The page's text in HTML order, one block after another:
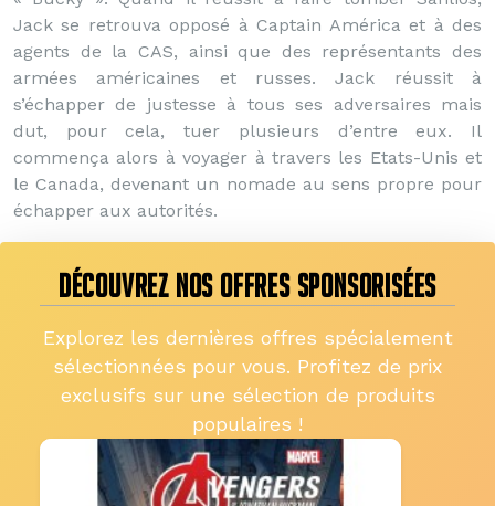
Jack se retrouva opposé à Captain América et à des
agents de la CAS, ainsi que des représentants des
armées américaines et russes. Jack réussit à
s’échapper de justesse à tous ses adversaires mais
dut, pour cela, tuer plusieurs d’entre eux. Il
commença alors à voyager à travers les Etats-Unis et
le Canada, devenant un nomade au sens propre pour
échapper aux autorités.
DÉCOUVREZ NOS OFFRES SPONSORISÉES
Explorez les dernières offres spécialement
sélectionnées pour vous. Profitez de prix
exclusifs sur une sélection de produits
populaires !